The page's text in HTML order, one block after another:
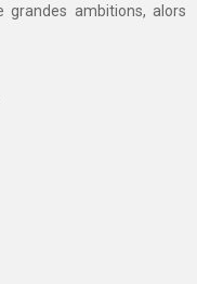
ambitions, alors